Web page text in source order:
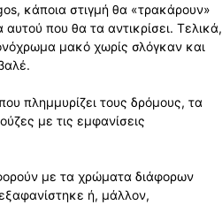
κάποια στιγμή θα «τρακάρουν»
που θα τα αντικρίσει. Τελικά,
μακό χωρίς σλόγκαν και
πλημμυρίζει τους δρόμους, τα
με τις εμφανίσεις
με τα χρώματα διάφορων
ή, μάλλον,